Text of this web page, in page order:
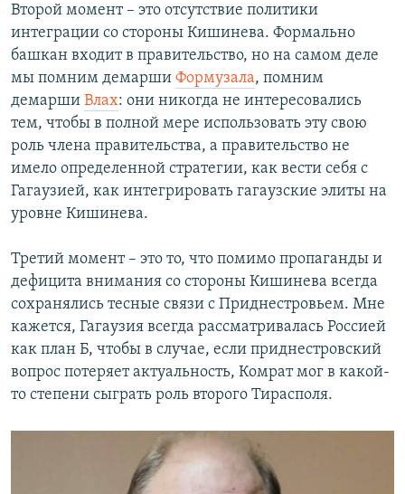
Второй момент – это отсутствие политики
интеграции со стороны Кишинева. Формально
башкан входит в правительство, но на самом деле
мы помним демарши Формузала, помним
демарши Влах: они никогда не интересовались
тем, чтобы в полной мере использовать эту свою
роль члена правительства, а правительство не
имело определенной стратегии, как вести себя с
Гагаузией, как интегрировать гагаузские элиты на
уровне Кишинева.
Третий момент – это то, что помимо пропаганды и
дефицита внимания со стороны Кишинева всегда
сохранялись тесные связи с Приднестровьем. Мне
кажется, Гагаузия всегда рассматривалась Россией
как план Б, чтобы в случае, если приднестровский
вопрос потеряет актуальность, Комрат мог в какой-
то степени сыграть роль второго Тирасполя.